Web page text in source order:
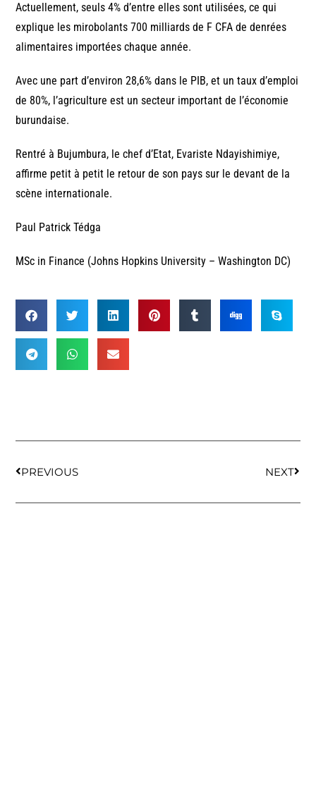
Actuellement, seuls 4% d’entre elles sont utilisées, ce qui
explique les mirobolants 700 milliards de F CFA de denrées
alimentaires importées chaque année.
Avec une part d’environ 28,6% dans le PIB, et un taux d’emploi
de 80%, l’agriculture est un secteur important de l’économie
burundaise.
Rentré à Bujumbura, le chef d’Etat, Evariste Ndayishimiye,
affirme petit à petit le retour de son pays sur le devant de la
scène internationale.
Paul Patrick Tédga
MSc in Finance (Johns Hopkins University – Washington DC)
PREVIOUS NEXT